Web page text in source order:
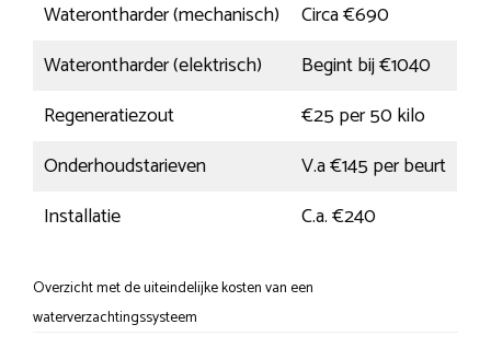
Waterontharder (mechanisch)
Circa €690
Waterontharder (elektrisch)
Begint bij €1040
Regeneratiezout
€25 per 50 kilo
Onderhoudstarieven
V.a €145 per beurt
Installatie
C.a. €240
Overzicht met de uiteindelijke kosten van een
waterverzachtingssysteem